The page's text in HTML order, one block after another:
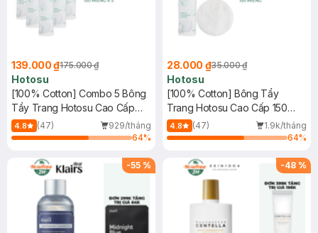
139.000 ₫175.000 ₫
Hotosu
[100% Cotton] Combo 5 Bông
Tẩy Trang Hotosu Cao Cấp
150 Miếng
4.8 (47)
929/tháng
64%
28.000 ₫35.000 ₫
Hotosu
[100% Cotton] Bông Tẩy
Trang Hotosu Cao Cấp 150
Miếng
4.8 (47)
1.9k/tháng
64%
-55 % -48 %